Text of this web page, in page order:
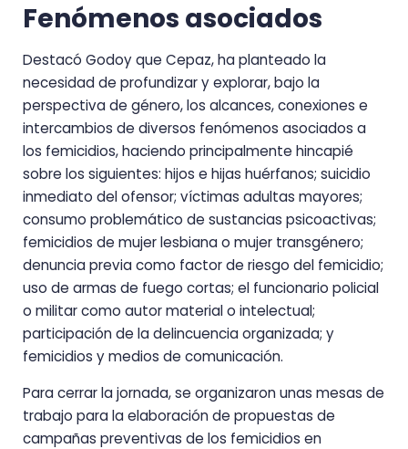
Fenómenos asociados
Destacó Godoy que Cepaz, ha planteado la
necesidad de profundizar y explorar, bajo la
perspectiva de género, los alcances, conexiones e
intercambios de diversos fenómenos asociados a
los femicidios, haciendo principalmente hincapié
sobre los siguientes: hijos e hijas huérfanos; suicidio
inmediato del ofensor; víctimas adultas mayores;
consumo problemático de sustancias psicoactivas;
femicidios de mujer lesbiana o mujer transgénero;
denuncia previa como factor de riesgo del femicidio;
uso de armas de fuego cortas; el funcionario policial
o militar como autor material o intelectual;
participación de la delincuencia organizada; y
femicidios y medios de comunicación.
Para cerrar la jornada, se organizaron unas mesas de
trabajo para la elaboración de propuestas de
campañas preventivas de los femicidios en